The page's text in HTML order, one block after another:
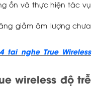
ồn và thực hiện tác vụ
giảm âm lượng chưa
4 tai nghe True Wireless
wireless độ trễ